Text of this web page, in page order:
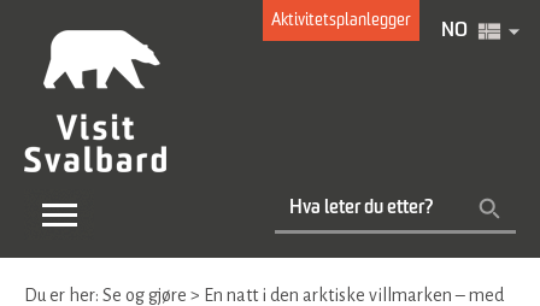
Aktivitetsplanlegger
NO
Du er her: Se og gjøre > En natt i den arktiske villmarken – med